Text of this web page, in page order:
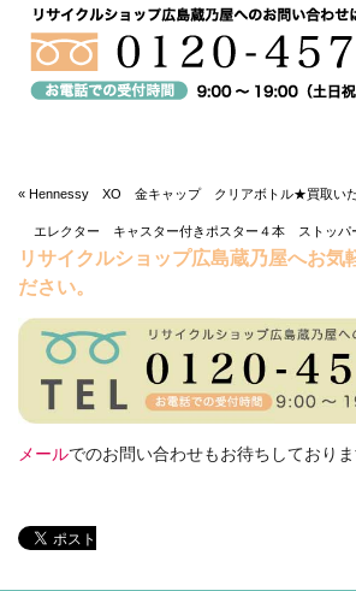
« Hennessy XO 金キャップ クリアボトル★買取いた
エレクター キャスター付きポスター４本 ストッパ
リサイクルショップ広島蔵乃屋へお気
ださい。
メールでのお問い合わせもお待ちしておりま